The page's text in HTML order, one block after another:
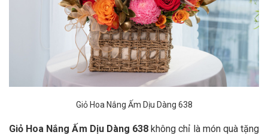
Giỏ Hoa Nắng Ấm Dịu Dàng 638
Giỏ Hoa Nắng Ấm Dịu Dàng 638không chỉ là món quà tặng